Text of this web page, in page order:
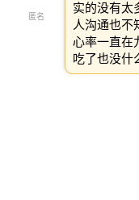
匿名
实的没有太
人沟通也不
心率一直在
吃了也没什